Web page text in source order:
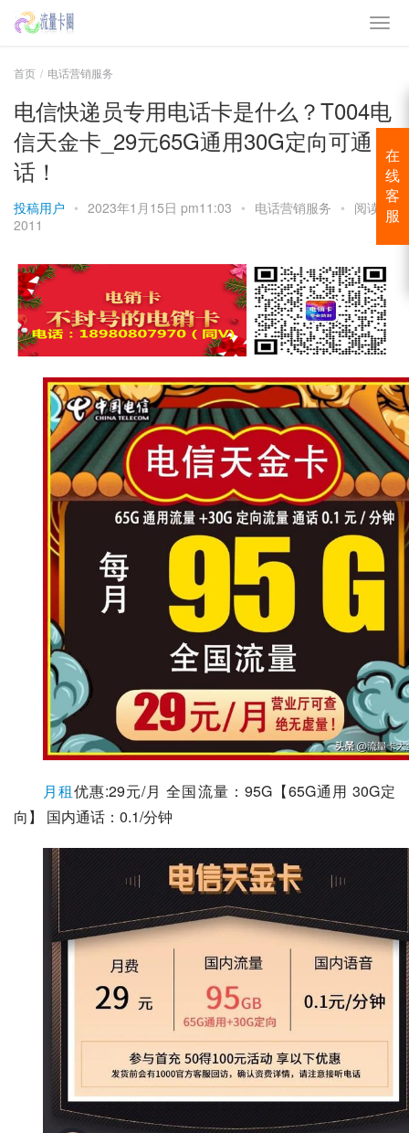
首页 电话营销服务
电信快递员专用电话卡是什么？T004电
信天金卡_29元65G通用30G定向可通
话！
投稿用户 • 2023年1月15日 pm11:03 • 电话营销服务 • 阅读
2011
月租优惠:29元/月 全国流量：95G【65G通用 30G定
向】 国内通话：0.1/分钟
在
线
客
服